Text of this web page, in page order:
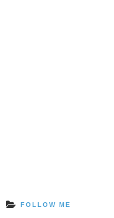
FOLLOW ME